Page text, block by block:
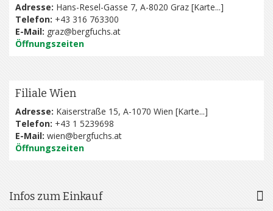
Adresse: Hans-Resel-Gasse 7, A-8020 Graz [Karte...]
Telefon: +43 316 763300
E-Mail: graz@bergfuchs.at
Öffnungszeiten
Filiale Wien
Adresse: Kaiserstraße 15, A-1070 Wien [Karte...]
Telefon: +43 1 5239698
E-Mail: wien@bergfuchs.at
Öffnungszeiten
Infos zum Einkauf